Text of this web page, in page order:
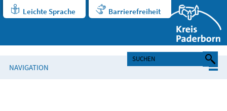
Leichte Sprache Barrierefreiheit
NAVIGATION